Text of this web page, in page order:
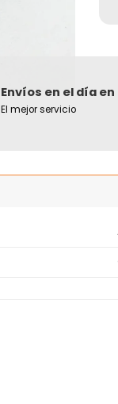
Envíos en el día en
El mejor servicio